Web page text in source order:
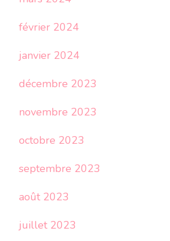
février 2024
janvier 2024
décembre 2023
novembre 2023
octobre 2023
septembre 2023
août 2023
juillet 2023